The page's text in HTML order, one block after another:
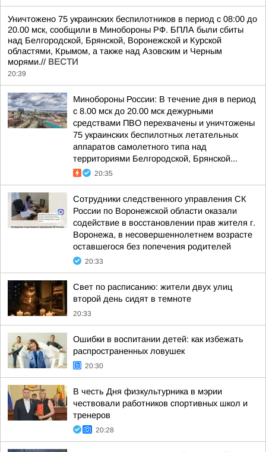
Уничтожено 75 украинских беспилотников в период с 08:00 до
20.00 мск, сообщили в Минобороны РФ. БПЛА были сбиты
над Белгородской, Брянской, Воронежской и Курской
областями, Крымом, а также над Азовским и Черным
морями.// ВЕСТИ
20:39
Минобороны России: В течение дня в период
с 8.00 мск до 20.00 мск дежурными
средствами ПВО перехвачены и уничтожены
75 украинских беспилотных летательных
аппаратов самолетного типа над
территориями Белгородской, Брянской...
20:35
Сотрудники следственного управления СК
России по Воронежской области оказали
содействие в восстановлении прав жителя г.
Воронежа, в несовершеннолетнем возрасте
оставшегося без попечения родителей
20:33
Свет по расписанию: жители двух улиц
второй день сидят в темноте
20:33
Ошибки в воспитании детей: как избежать
распространенных ловушек
20:30
В честь Дня физкультурника в мэрии
чествовали работников спортивных школ и
тренеров
20:28